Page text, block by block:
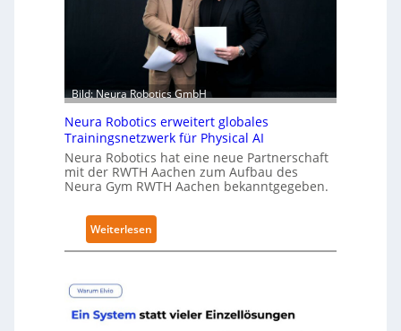
r
h
ä
l
t
S
e
c
u
r
t
-
v
Bild: Neura Robotics GmbH
Neura Robotics erweitert globales
Trainingsnetzwerk für Physical AI
Neura Robotics hat eine neue Partnerschaft
mit der RWTH Aachen zum Aufbau des
Neura Gym RWTH Aachen bekanntgegeben.
Weiterlesen
N
a